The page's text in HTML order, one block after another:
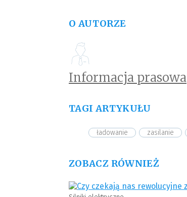
O AUTORZE
Informacja prasowa
TAGI ARTYKUŁU
ładowanie zasilanie
ZOBACZ RÓWNIEŻ